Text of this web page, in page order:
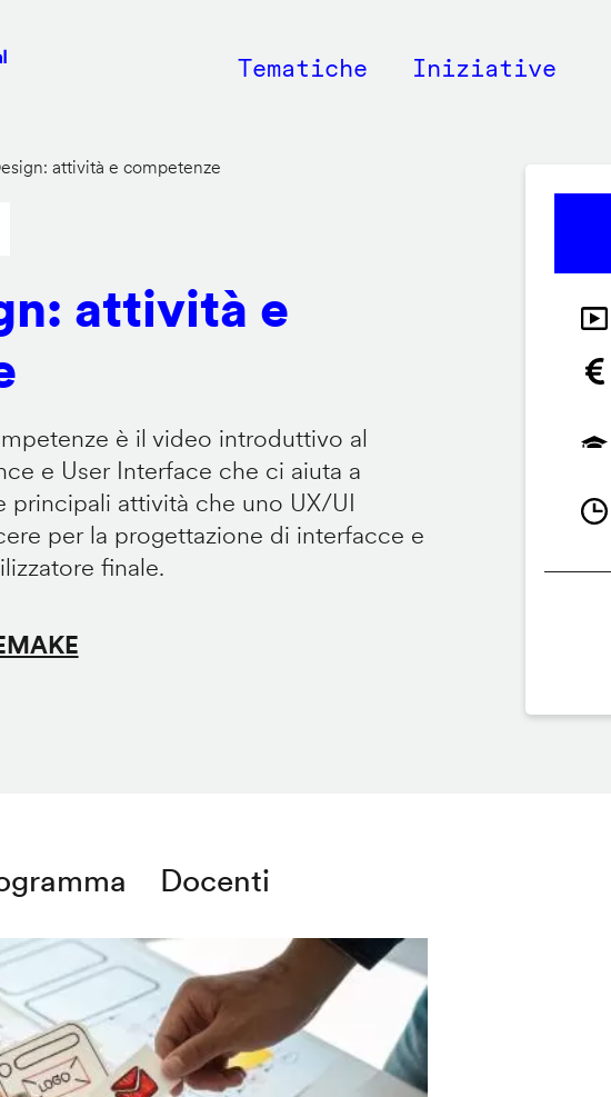
Main
Tematiche Iniziative
attività e competenze
attività e
è il video introduttivo al
e User Interface che ci aiuta a
principali attività che uno UX/UI
per la progettazione di interfacce e
finale.
Docenti